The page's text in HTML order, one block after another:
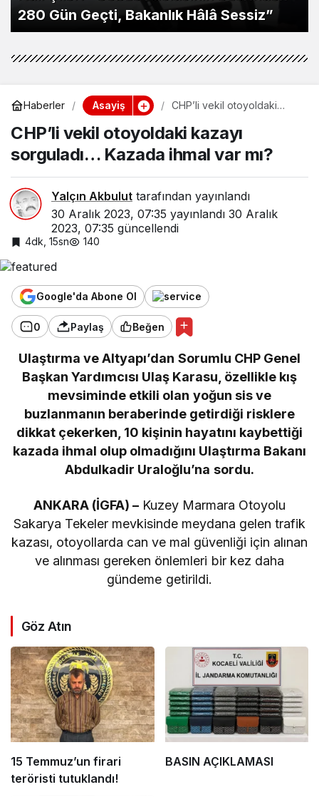
280 Gün Geçti, Bakanlık Hâlâ Sessiz”
Haberler Asayiş
CHP’li vekil otoyoldaki
ihmal var mı?
CHP’li vekil otoyoldaki kazayı
sorguladı… Kazada ihmal var mı?
Yalçın Akbulut tarafından yayınlandı
30 Aralık 2023, 07:35 yayınlandı 30 Aralık
2023, 07:35 güncellendi
4dk, 15sn 140
Google'da Abone Ol
0 Paylaş Beğen
Ulaştırma ve Altyapı’dan Sorumlu CHP Genel
Başkan Yardımcısı Ulaş Karasu, özellikle kış
mevsiminde etkili olan yoğun sis ve
buzlanmanın beraberinde getirdiği risklere
dikkat çekerken, 10 kişinin hayatını kaybettiği
kazada ihmal olup olmadığını Ulaştırma Bakanı
Abdulkadir Uraloğlu’na sordu.
ANKARA (İGFA) – Kuzey Marmara Otoyolu
Sakarya Tekeler mevkisinde meydana gelen trafik
kazası, otoyollarda can ve mal güvenliği için alınan
ve alınması gereken önlemleri bir kez daha
gündeme getirildi.
Göz Atın
15 Temmuz’un firari
teröristi tutuklandı!
BASIN AÇIKLAMASI